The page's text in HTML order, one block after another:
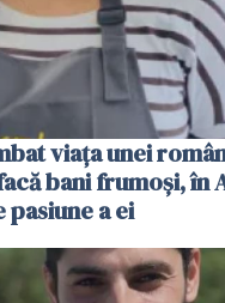
viața unei
bani frumoși, în
pasiune a ei